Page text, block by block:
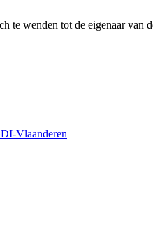
te wenden tot de eigenaar van
Vlaanderen